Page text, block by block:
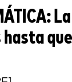
hasta